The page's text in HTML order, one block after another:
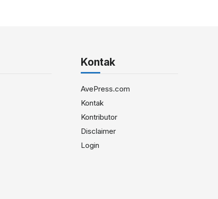
Kontak
AvePress.com
Kontak
Kontributor
Disclaimer
Login